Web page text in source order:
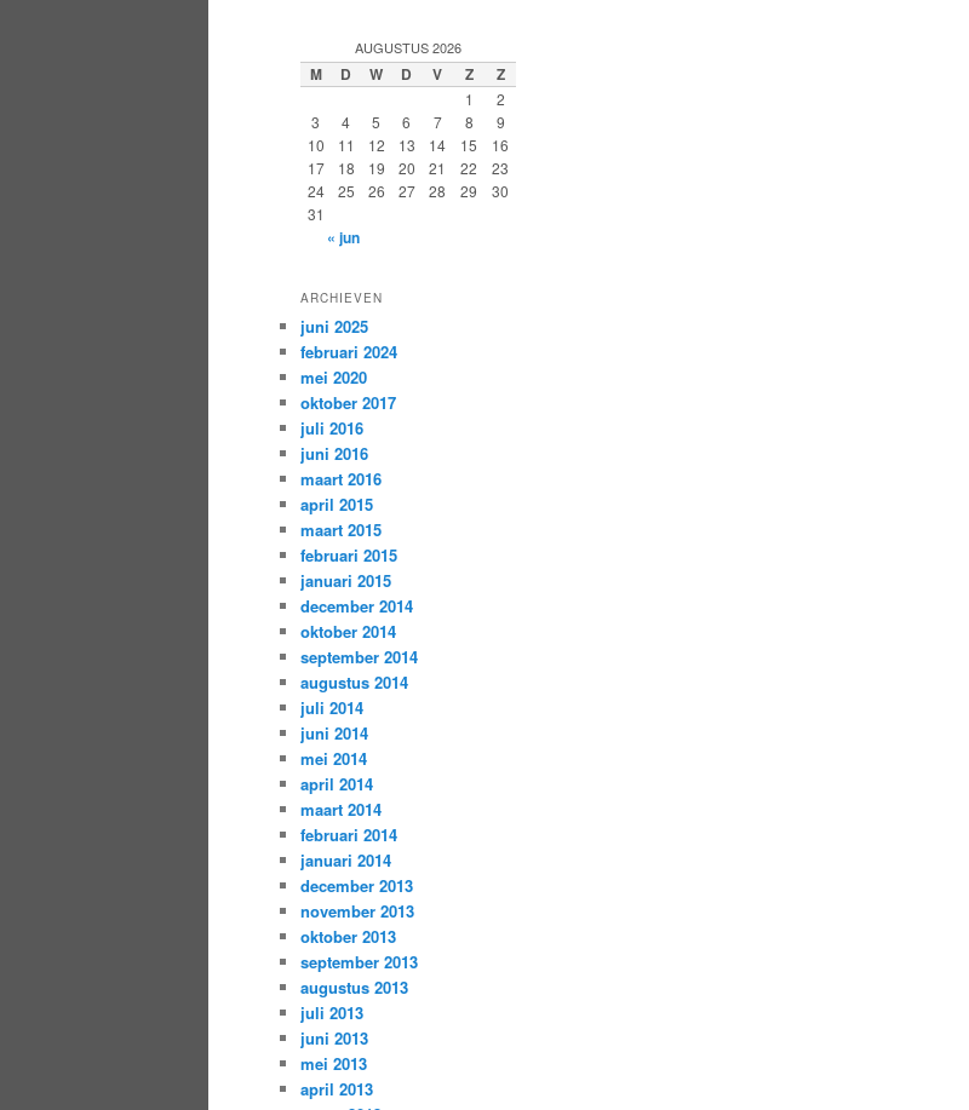
AUGUSTUS 2026
M D W D V Z Z
1
2
3
4 5 6 7 8
9
10
11 12 13 14 15
16
17
18 19 20 21 22
23
24
25 26 27 28 29
30
31
« jun
ARCHIEVEN
juni 2025
februari 2024
mei 2020
oktober 2017
juli 2016
juni 2016
maart 2016
april 2015
maart 2015
februari 2015
januari 2015
december 2014
oktober 2014
september 2014
augustus 2014
juli 2014
juni 2014
mei 2014
april 2014
maart 2014
februari 2014
januari 2014
december 2013
november 2013
oktober 2013
september 2013
augustus 2013
juli 2013
juni 2013
mei 2013
april 2013